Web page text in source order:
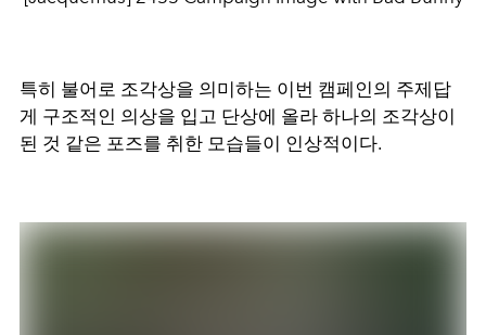
특히 불어로 조각상을 의미하는 이번 캠페인의 주제답
게 구조적인 의상을 입고 단상에 올라 하나의 조각상이
된 것 같은 포즈를 취한 모습들이 인상적이다.